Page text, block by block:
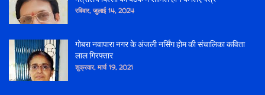
रविवार, जुलाई 14, 2024
गोबरा नवापारा नगर के अंजली नर्सिंग होम की संचालिका कविता
लाल गिरफ्तार
शुक्रवार, मार्च 19, 2021